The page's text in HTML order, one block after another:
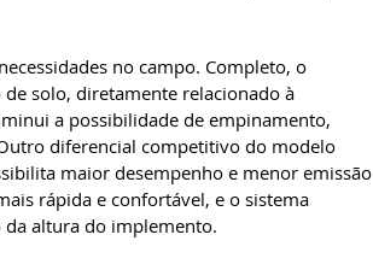
no campo. Completo, o
solo, diretamente relacionado à
a possibilidade de empinamento,
diferencial competitivo do modelo
maior desempenho e menor emissão
rápida e confortável, e o sistema
altura do implemento.